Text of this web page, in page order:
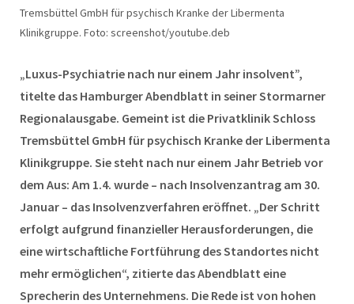
Tremsbüttel GmbH für psychisch Kranke der Libermenta
Klinikgruppe. Foto: screenshot/youtube.deb
„Luxus-Psychiatrie nach nur einem Jahr insolvent”,
titelte das Hamburger Abendblatt in seiner Stormarner
Regionalausgabe. Gemeint ist die Privatklinik Schloss
Tremsbüttel GmbH für psychisch Kranke der Libermenta
Klinikgruppe. Sie steht nach nur einem Jahr Betrieb vor
dem Aus: Am 1.4. wurde – nach Insolvenzantrag am 30.
Januar – das Insolvenzverfahren eröffnet. „Der Schritt
erfolgt aufgrund finanzieller Herausforderungen, die
eine wirtschaftliche Fortführung des Standortes nicht
mehr ermöglichen“, zitierte das Abendblatt eine
Sprecherin des Unternehmens. Die Rede ist von hohen